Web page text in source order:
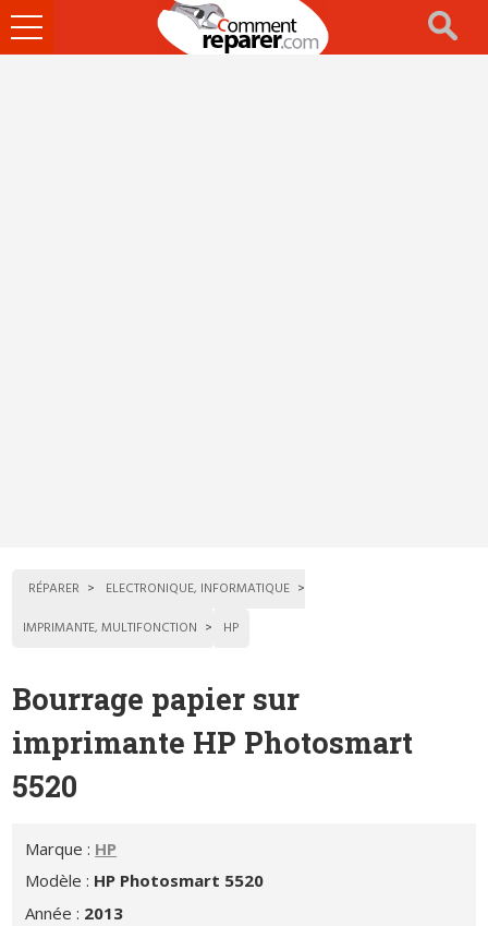
Ouvrir
le
RÉPARER
ELECTRONIQUE, INFORMATIQUE
IMPRIMANTE, MULTIFONCTION
HP
Bourrage papier sur
imprimante HP Photosmart
5520
Marque : HP
Modèle : HP Photosmart 5520
Année : 2013